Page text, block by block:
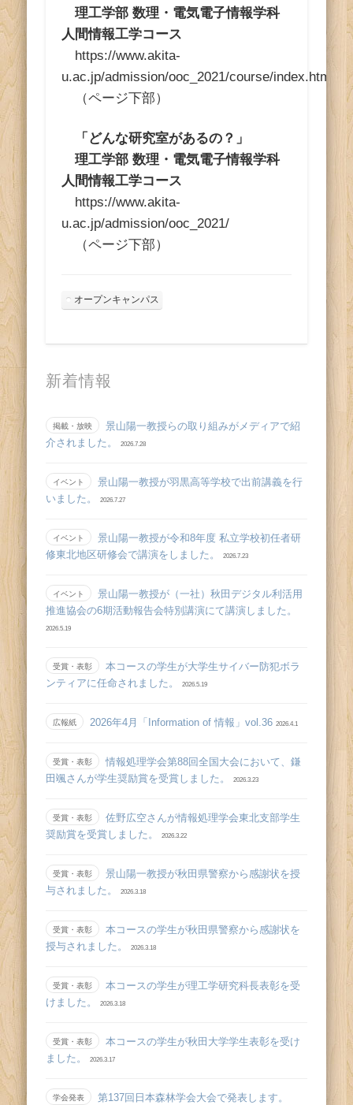
理工学部 数理・電気電子情報学科
人間情報工学コース
https://www.akita-
u.ac.jp/admission/ooc_2021/course/
（ページ下部）
「どんな研究室があるの？」
理工学部 数理・電気電子情報学科
人間情報工学コース
https://www.akita-
u.ac.jp/admission/ooc_2021/
（ページ下部）
オープンキャンパス
新着情報
掲載・放映
景山陽一教授らの取り組みがメディアで紹
介されました。
2026.7.28
イベント
景山陽一教授が羽黒高等学校で出前講義を行
いました。
2026.7.27
イベント
景山陽一教授が令和8年度 私立学校初任者研
修東北地区研修会で講演をしました。
2026.7.23
イベント
景山陽一教授が（一社）秋田デジタル利活用
推進協会の6期活動報告会特別講演にて講演しました。
2026.5.19
受賞・表彰
本コースの学生が大学生サイバー防犯ボラ
ンティアに任命されました。
2026.5.19
広報紙 2026年4月「Information of 情報」vol.36 2026.4.1
受賞・表彰
情報処理学会第88回全国大会において、鎌
田颯さんが学生奨励賞を受賞しました。
2026.3.23
受賞・表彰
佐野広空さんが情報処理学会東北支部学生
奨励賞を受賞しました。
2026.3.22
受賞・表彰
景山陽一教授が秋田県警察から感謝状を授
与されました。
2026.3.18
受賞・表彰
本コースの学生が秋田県警察から感謝状を
授与されました。
2026.3.18
受賞・表彰
本コースの学生が理工学研究科長表彰を受
けました。
2026.3.18
受賞・表彰
本コースの学生が秋田大学学生表彰を受け
ました。
2026.3.17
学会発表 第137回日本森林学会大会で発表します。